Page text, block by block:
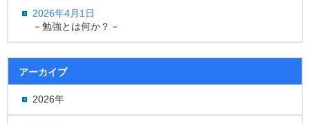
2026年4月1日
－勉強とは何か？－
アーカイブ
2026年